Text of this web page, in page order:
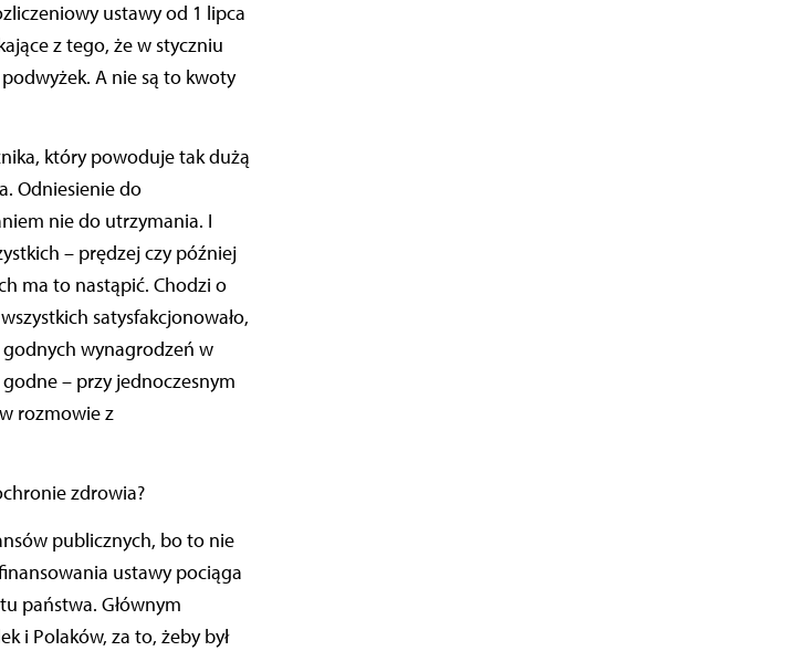
ustawy od 1 lipca
z tego, że w styczniu
A nie są to kwoty
który powoduje tak dużą
Odniesienie do
nie do utrzymania. I
– prędzej czy później
ma to nastąpić. Chodzi o
satysfakcjonowało,
wynagrodzeń w
– przy jednoczesnym
rozmowie z
zdrowia?
publicznych, bo to nie
ustawy pociąga
państwa. Głównym
i Polaków, za to, żeby był